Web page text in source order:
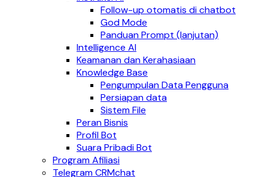
Follow-up otomatis di chatbot
God Mode
Panduan Prompt (lanjutan)
Intelligence AI
Keamanan dan Kerahasiaan
Knowledge Base
Pengumpulan Data Pengguna
Persiapan data
Sistem File
Peran Bisnis
Profil Bot
Suara Pribadi Bot
Program Afiliasi
Telegram CRMchat